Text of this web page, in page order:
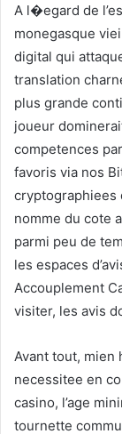
A l�egard de
monegasque
digital qui
translation
plus grande
joueur
competences
favoris via nos
cryptographiees
nomme du cote
parmi peu de
les espaces
Accouplement
visiter, les avis
Avant tout, mien
necessitee en
casino, l’age
tournette